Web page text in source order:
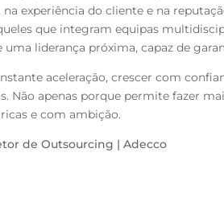
experiência do cliente e na
que integram equipas
liderança próxima, capaz de
aceleração, crescer com
Não apenas porque permite fazer
e com ambição.
de Outsourcing | Adecco